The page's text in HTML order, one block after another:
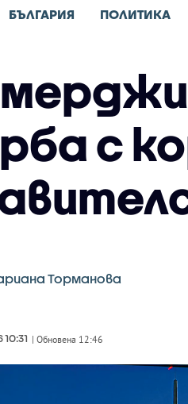
БЪЛГАРИЯ ПОЛИТИКА
с
Торманова
| Обновена 12:46